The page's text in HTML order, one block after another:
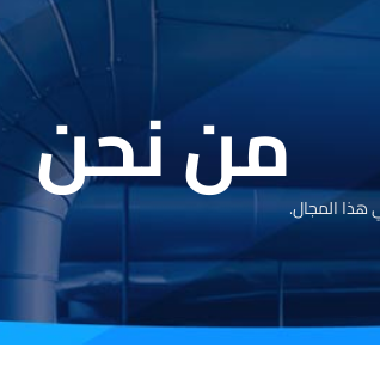
من نحنهذا المجال.